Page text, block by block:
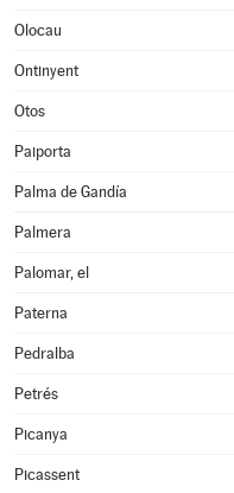
Olocau
Ontinyent
Otos
Paiporta
Palma de Gandía
Palmera
Palomar, el
Paterna
Pedralba
Petrés
Picanya
Picassent